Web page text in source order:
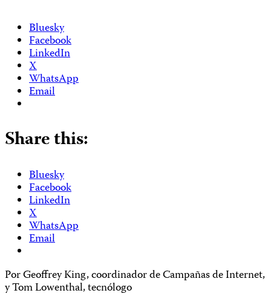
Bluesky
Facebook
LinkedIn
X
WhatsApp
Email
Share this:
Bluesky
Facebook
LinkedIn
X
WhatsApp
Email
Por Geoffrey King, coordinador de Campañas de Internet,
y Tom Lowenthal, tecnólogo